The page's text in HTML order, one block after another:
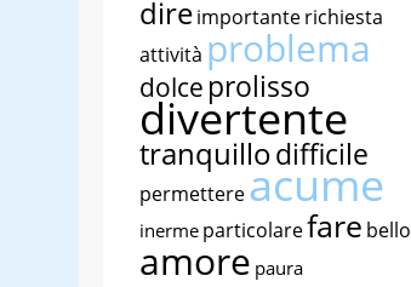
direimportanterichiesta
attività problema
dolce prolisso
divertente
tranquillodifficile
permettereacume
inerme particolarefare bello
amore paura